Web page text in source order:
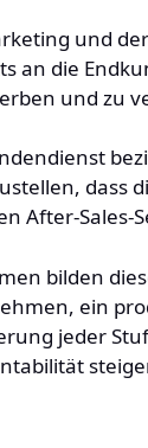
und
an die
und zu
dass
After-
bilden
ein
jeder